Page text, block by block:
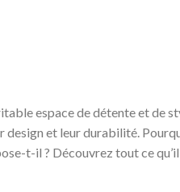
espace de détente et de
design et leur durabilité.
t-il ? Découvrez tout ce qu’il